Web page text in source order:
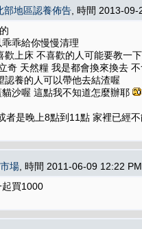
部地區認養佈告 , 時間 2013-
乖給你慢慢清理
上床 不喜歡的人可能要教一
奇 天然糧 我是都會換來換去
養的人可以帶他去結渣喔
沙喔 這點我不知道怎麼辦耶
者是晚上8點到11點 家裡已經
場 , 時間 2011-06-09 12:22
買1000